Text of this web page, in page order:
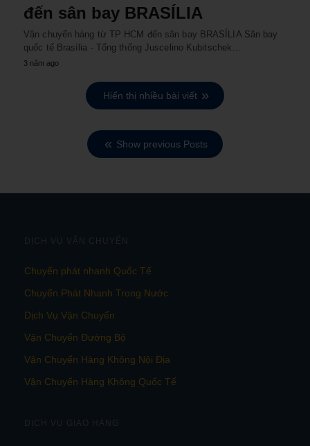
đến sân bay BRASÍLIA
Vận chuyển hàng từ TP HCM đến sân bay BRASÍLIA Sân bay
quốc tế Brasília - Tổng thống Juscelino Kubitschek…
3 năm ago
Hiển thị nhiều bài viết
Show previous Posts
DỊCH VỤ VẬN CHUYỂN
Chuyển phát nhanh Quốc Tế
Chuyển Phát Nhanh Trong Nước
Dịch Vụ Vận Chuyển
Vận Chuyển Đường Bộ
Vận Chuyển Hàng Không Nội Địa
Vận Chuyển Hàng Không Quốc Tế
DỊCH VỤ GIAO HÀNG